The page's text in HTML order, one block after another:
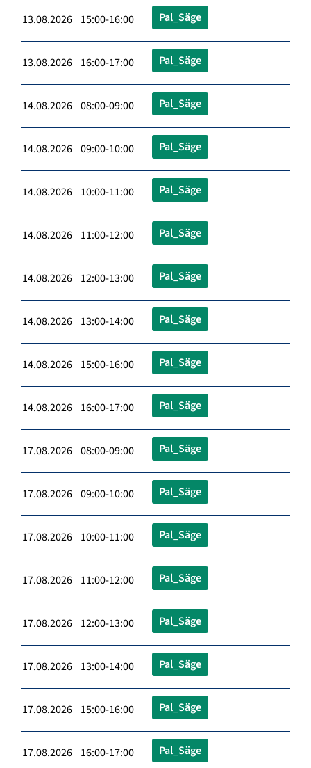
13.08.2026 15:00-16:00 Pal_Säge
13.08.2026 16:00-17:00 Pal_Säge
14.08.2026 08:00-09:00 Pal_Säge
14.08.2026 09:00-10:00 Pal_Säge
14.08.2026 10:00-11:00 Pal_Säge
14.08.2026 11:00-12:00 Pal_Säge
14.08.2026 12:00-13:00 Pal_Säge
14.08.2026 13:00-14:00 Pal_Säge
14.08.2026 15:00-16:00 Pal_Säge
14.08.2026 16:00-17:00 Pal_Säge
17.08.2026 08:00-09:00 Pal_Säge
17.08.2026 09:00-10:00 Pal_Säge
17.08.2026 10:00-11:00 Pal_Säge
17.08.2026 11:00-12:00 Pal_Säge
17.08.2026 12:00-13:00 Pal_Säge
17.08.2026 13:00-14:00 Pal_Säge
17.08.2026 15:00-16:00 Pal_Säge
17.08.2026 16:00-17:00 Pal_Säge